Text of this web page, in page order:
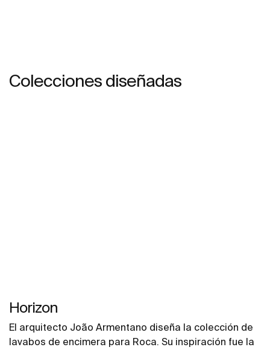
Colecciones diseñadas
Horizon
El arquitecto João Armentano diseña la colección de
lavabos de encimera para Roca. Su inspiración fue la